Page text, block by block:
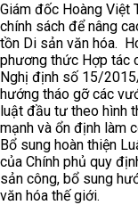
Giám đốc Hoàng Việt
chính sách để nâng
tồn Di sản văn hóa.
phương thức Hợp tác
Nghị định số 15/
hướng tháo gỡ các
luật đầu tư theo hình
mạnh và ổn định làm
Bổ sung hoàn thiện
của Chính phủ quy
sản công, bổ sung
văn hóa thế giới.